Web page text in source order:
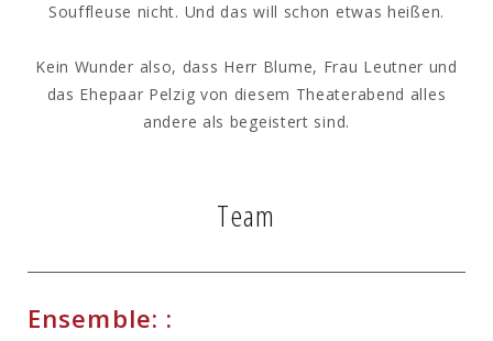
Souffleuse nicht. Und das will schon etwas heißen.
Kein Wunder also, dass Herr Blume, Frau Leutner und
das Ehepaar Pelzig von diesem Theaterabend alles
andere als begeistert sind.
Team
Ensemble: :